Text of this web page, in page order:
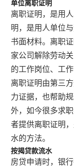
单位离职证明
离职证明，是用
明，是用人单位
书面材料。离职
家公司解除劳动
的工作岗位、工
离职证明由第三
力证据，也帮助
外，如今很多求
者提供离职证明
水的方法。
按揭贷款流水
房贷申请时，银